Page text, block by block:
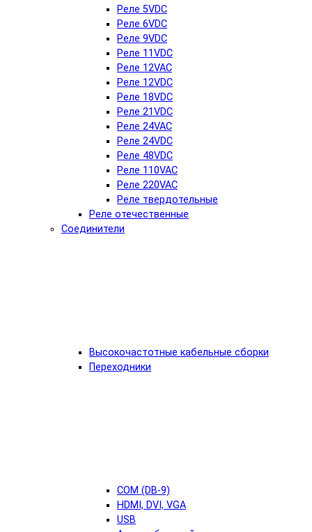
Реле 5VDC
Реле 6VDC
Реле 9VDC
Реле 11VDC
Реле 12VAC
Реле 12VDC
Реле 18VDC
Реле 21VDC
Реле 24VAC
Реле 24VDC
Реле 48VDC
Реле 110VAC
Реле 220VAC
Реле твердотельные
Реле отечественные
Соединители
Высокочастотные кабельные сборки
Переходники
COM (DB-9)
HDMI, DVI, VGA
USB